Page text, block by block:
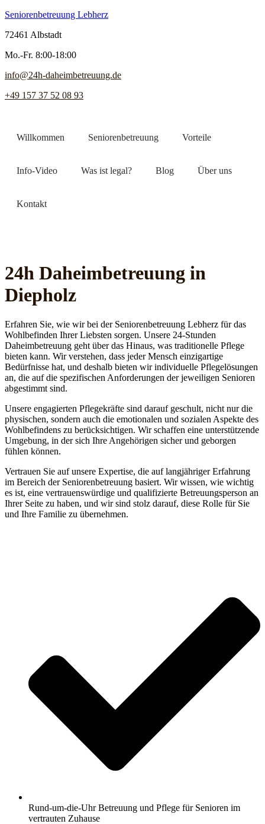
Seniorenbetreuung Lebherz
72461 Albstadt
Mo.-Fr. 8:00-18:00
info@24h-daheimbetreuung.de
+49 157 37 52 08 93
Willkommen Seniorenbetreuung Vorteile
Info-Video Was ist legal? Blog Über uns
Kontakt
24h Daheim­betreuung in
Diepholz
Erfahren Sie, wie wir bei der Seniorenbetreuung Lebherz für das
Wohlbefinden Ihrer Liebsten sorgen. Unsere 24-Stunden
Daheimbetreuung geht über das Hinaus, was traditionelle Pflege
bieten kann. Wir verstehen, dass jeder Mensch einzigartige
Bedürfnisse hat, und deshalb bieten wir individuelle Pflegelösungen
an, die auf die spezifischen Anforderungen der jeweiligen Senioren
abgestimmt sind.
Unsere engagierten Pflegekräfte sind darauf geschult, nicht nur die
physischen, sondern auch die emotionalen und sozialen Aspekte des
Wohlbefindens zu berücksichtigen. Wir schaffen eine unterstützende
Umgebung, in der sich Ihre Angehörigen sicher und geborgen
fühlen können.
Vertrauen Sie auf unsere Expertise, die auf langjähriger Erfahrung
im Bereich der Seniorenbetreuung basiert. Wir wissen, wie wichtig
es ist, eine vertrauenswürdige und qualifizierte Betreuungsperson an
Ihrer Seite zu haben, und wir sind stolz darauf, diese Rolle für Sie
und Ihre Familie zu übernehmen.
Rund-um-die-Uhr Betreuung und Pflege für Senioren im
vertrauten Zuhause